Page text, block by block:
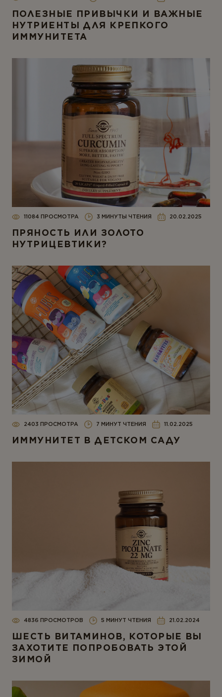
ПОЛЕЗНЫЕ ПРИВЫЧКИ И ВАЖНЫЕ
НУТРИЕНТЫ ДЛЯ КРЕПКОГО
ИММУНИТЕТА
11084 ПРОСМОТРА 3 МИНУТЫ ЧТЕНИЯ 20.02.2025
ПРЯНОСТЬ ИЛИ ЗОЛОТО
НУТРИЦЕВТИКИ?
2403 ПРОСМОТРА 7 МИНУТ ЧТЕНИЯ 11.02.2025
ИММУНИТЕТ В ДЕТСКОМ САДУ
4836 ПРОСМОТРОВ 5 МИНУТ ЧТЕНИЯ 21.02.2024
ШЕСТЬ ВИТАМИНОВ, КОТОРЫЕ ВЫ
ЗАХОТИТЕ ПОПРОБОВАТЬ ЭТОЙ
ЗИМОЙ